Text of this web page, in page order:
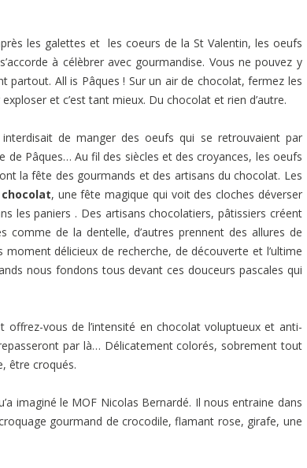
les galettes et les coeurs de la St Valentin, les oeufs
à célèbrer avec gourmandise. Vous ne pouvez y
partout. All is Pâques ! Sur un air de chocolat, fermez les
et c’est tant mieux. Du chocolat et rien d’autre.
de manger des oeufs qui se retrouvaient par
Pâques… Au fil des siècles et des croyances, les oeufs
la fête des gourmands et des artisans du chocolat. Les
, une fête magique qui voit des cloches déverser
les paniers . Des artisans chocolatiers, pâtissiers créent
comme de la dentelle, d’autres prennent des allures de
délicieux de recherche, de découverte et l’ultime
nous fondons tous devant ces douceurs pascales qui
vous de l’intensité en chocolat voluptueux et anti-
par là… Délicatement colorés, sobrement tout
être croqués.
imaginé le MOF Nicolas Bernardé. Il nous entraine dans
gourmand de crocodile, flamant rose, girafe, une